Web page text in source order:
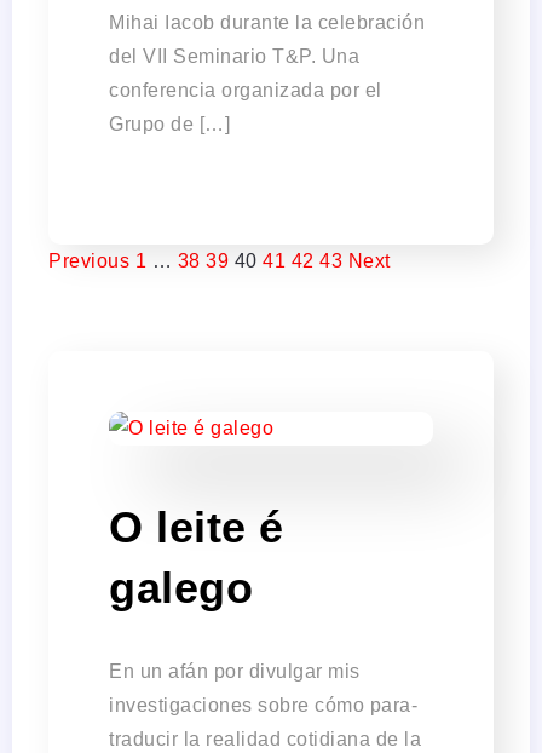
Mihai Iacob durante la celebración
del VII Seminario T&P. Una
conferencia organizada por el
Grupo de […]
Previous 1 … 38 39 40 41 42 43 Next
O leite é
galego
En un afán por divulgar mis
investigaciones sobre cómo para-
traducir la realidad cotidiana de la